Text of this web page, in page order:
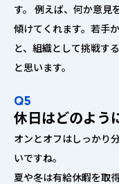
す。 例えば、何か意見
傾けてくれます。若手
と、組織として挑戦す
と思います。
Q5
休日はどのよう
オンとオフはしっかり
いですね。
夏や冬は有給休暇を取